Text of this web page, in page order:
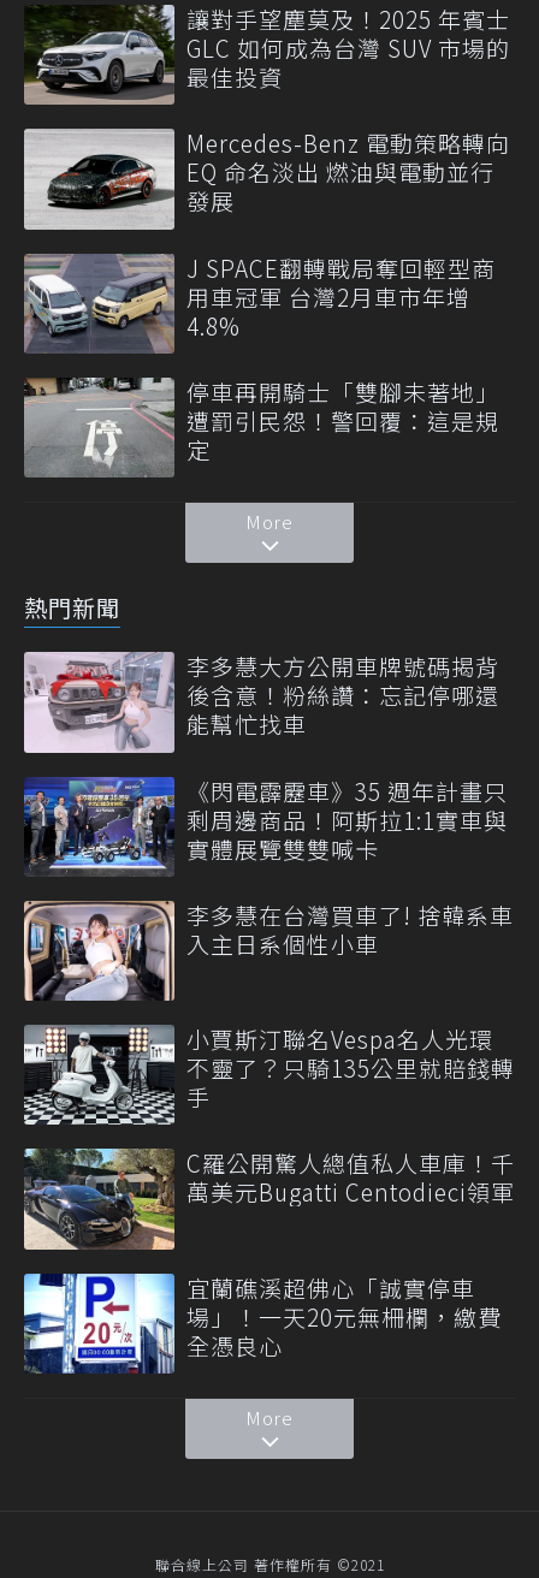
讓對手望塵莫及！2025 年賓士
GLC 如何成為台灣 SUV 市場的
最佳投資
Mercedes-Benz 電動策略轉向
EQ 命名淡出 燃油與電動並行
發展
J SPACE翻轉戰局奪回輕型商
用車冠軍 台灣2月車市年增
4.8%
停車再開騎士「雙腳未著地」
遭罰引民怨！警回覆：這是規
定
More
熱門新聞
李多慧大方公開車牌號碼揭背
後含意！粉絲讚：忘記停哪還
能幫忙找車
《閃電霹靂車》35 週年計畫只
剩周邊商品！阿斯拉1:1實車與
實體展覽雙雙喊卡
李多慧在台灣買車了! 捨韓系車
入主日系個性小車
小賈斯汀聯名Vespa名人光環
不靈了？只騎135公里就賠錢轉
手
C羅公開驚人總值私人車庫！千
萬美元Bugatti Centodieci領軍
宜蘭礁溪超佛心「誠實停車
場」！一天20元無柵欄，繳費
全憑良心
More
聯合線上公司 著作權所有 ©2021